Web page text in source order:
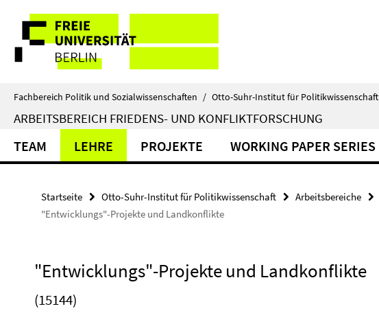
direkt
Inhalt
Service-
Navigation
Fachbereich Politik und Sozialwissenschaften / Otto-Suhr-Institut für Politikwissenschaft
ARBEITSBEREICH FRIEDENS- UND KONFLIKTFORSCHUNG
TEAM LEHRE PROJEKTE WORKING PAPER SERIES
Startseite Otto-Suhr-Institut für Politikwissenschaft Arbeitsbereiche
"Entwicklungs"-Projekte und Landkonflikte
"Entwicklungs"-Projekte und Landkonflikte
(15144)